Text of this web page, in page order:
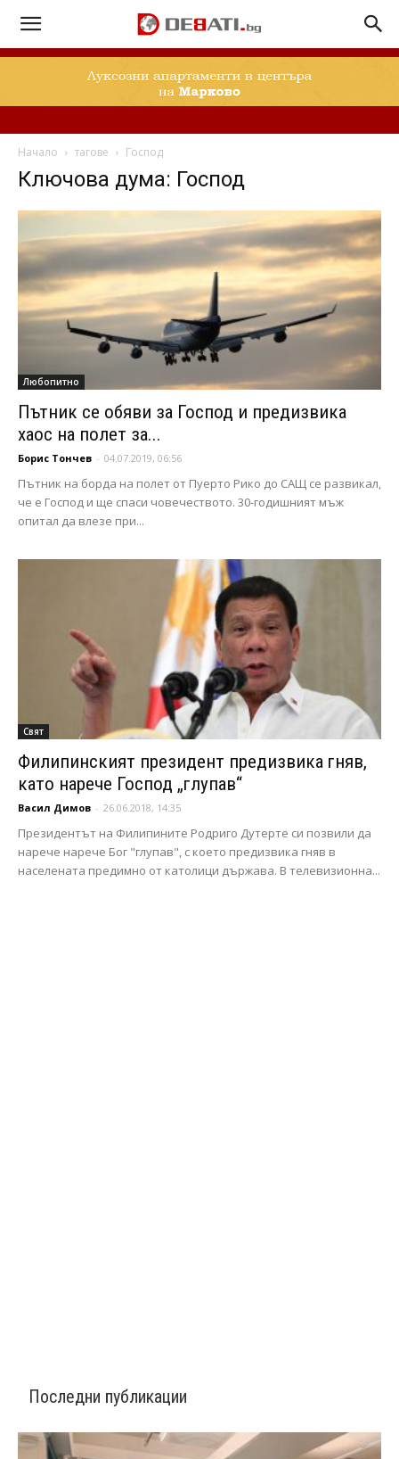
Начало тагове Господ
Ключова дума: Господ
Любопитно
Пътник се обяви за Господ и предизвика
хаос на полет за...
Борис Тончев - 04.07.2019, 06:56
Пътник на борда на полет от Пуерто Рико до САЩ се развикал,
че е Господ и ще спаси човечеството. 30-годишният мъж
опитал да влезе при...
Свят
Филипинският президент предизвика гняв,
като нарече Господ „глупав“
Васил Димов - 26.06.2018, 14:35
Президентът на Филипините Родриго Дутерте си позвили да
нарече нарече Бог "глупав", с което предизвика гняв в
населената предимно от католици държава. В телевизионна...
Последни публикации